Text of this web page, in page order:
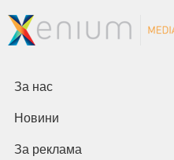
За нас
Новини
За реклама